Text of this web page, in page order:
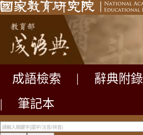
成語檢索 辭典附錄
|
筆記本